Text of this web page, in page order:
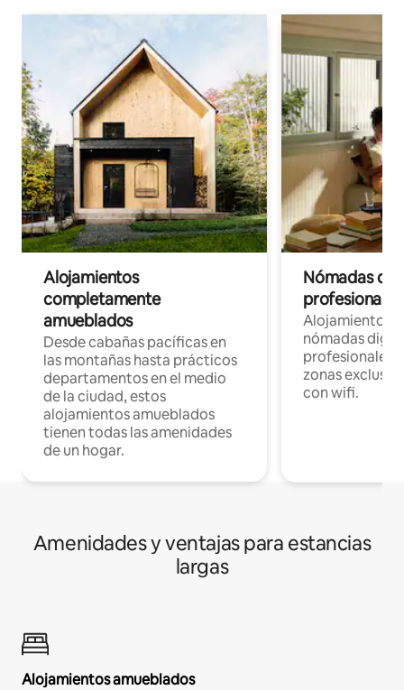
Alojamientos
completamente
amueblados
Desde cabañas pacíficas en
las montañas hasta prácticos
departamentos en el medio
de la ciudad, estos
alojamientos amueblados
tienen todas las amenidades
de un hogar.
Nómadas
Alojamientos
nómadas
profesionales
zonas
con wifi.
Amenidades y ventajas para estancias
largas
Alojamientos amueblados